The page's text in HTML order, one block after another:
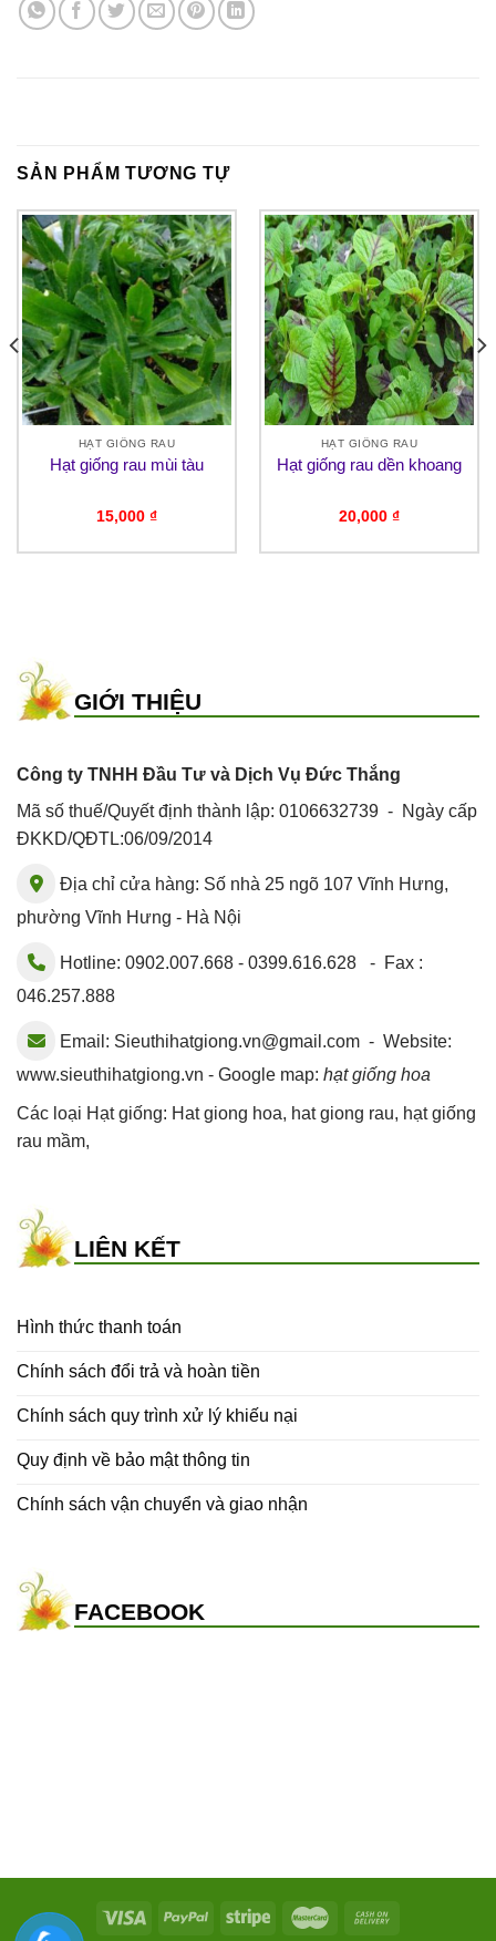
SẢN PHẨM TƯƠNG TỰ
HẠT GIỐNG RAU
Hạt giống rau mùi tàu
15,000 ₫
HẠT GIỐNG RAU
Hạt giống rau dền khoang
20,000 ₫
GIỚI THIỆU
Công ty TNHH Đầu Tư và Dịch Vụ Đức Thắng
Mã số thuế/Quyết định thành lập: 0106632739 - Ngày cấp
ĐKKD/QĐTL:06/09/2014
Địa chỉ cửa hàng: Số nhà 25 ngõ 107 Vĩnh Hưng,
phường Vĩnh Hưng - Hà Nội
Hotline: 0902.007.668 - 0399.616.628 - Fax :
046.257.888
Email: Sieuthihatgiong.vn@gmail.com - Website:
www.sieuthihatgiong.vn - Google map: hạt giống hoa
Các loại Hạt giống: Hat giong hoa, hat giong rau, hạt giống
rau mầm,
LIÊN KẾT
Hình thức thanh toán
Chính sách đổi trả và hoàn tiền
Chính sách quy trình xử lý khiếu nại
Quy định về bảo mật thông tin
Chính sách vận chuyển và giao nhận
FACEBOOK